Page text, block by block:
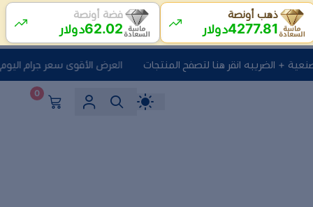
العرض الأقوى سعر جرام اليوم + 10 ريال مصنعية + الضريبه انقر هنا لتصفح المنتجات
0
ذهب أونصة
4277.81دولار
فضة أونصة
62.02دولار